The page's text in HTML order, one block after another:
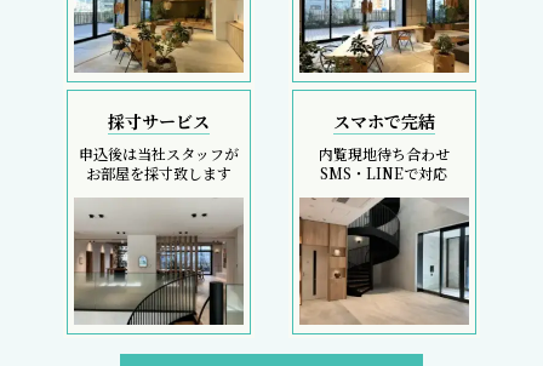
採寸サービス
申込後は当社スタッフが
お部屋を採寸致します
スマホで完結
内覧現地待ち合わせ
SMS・LINEで対応